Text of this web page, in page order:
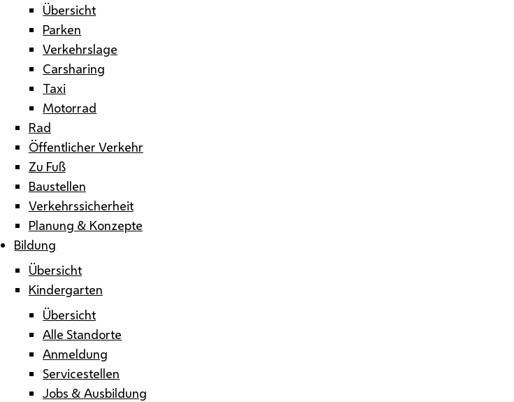
Übersicht
Parken
Verkehrslage
Carsharing
Taxi
Motorrad
Rad
Öffentlicher Verkehr
Zu Fuß
Baustellen
Verkehrssicherheit
Planung & Konzepte
Bildung
Übersicht
Kindergarten
Übersicht
Alle Standorte
Anmeldung
Servicestellen
Jobs & Ausbildung